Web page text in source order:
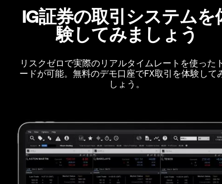
IG証券の取引システムを
験してみましょう
リスクゼロで実際のリアルタイムレートを使った
ードが可能。無料のデモ口座でFX取引を体験して
しょう。